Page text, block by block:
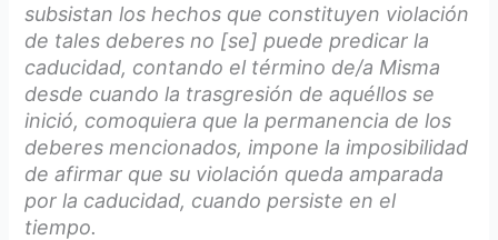
subsistan los hechos que constituyen violación
de tales deberes no [se] puede predicar la
caducidad, contando el término de/a Misma
desde cuando la trasgresión de aquéllos se
inició, comoquiera que la permanencia de los
deberes mencionados, impone la imposibilidad
de afirmar que su violación queda amparada
por la caducidad, cuando persiste en el
tiempo.